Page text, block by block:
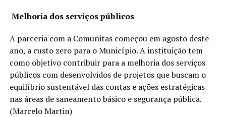
Melhoria dos serviços públicos
A parceria com a Comunitas começou em agosto deste
ano, a custo zero para o Município. A instituição tem
como objetivo contribuir para a melhoria dos serviços
públicos com desenvolvidos de projetos que buscam o
equilíbrio sustentável das contas e ações estratégicas
nas áreas de saneamento básico e segurança pública.
(Marcelo Martin)